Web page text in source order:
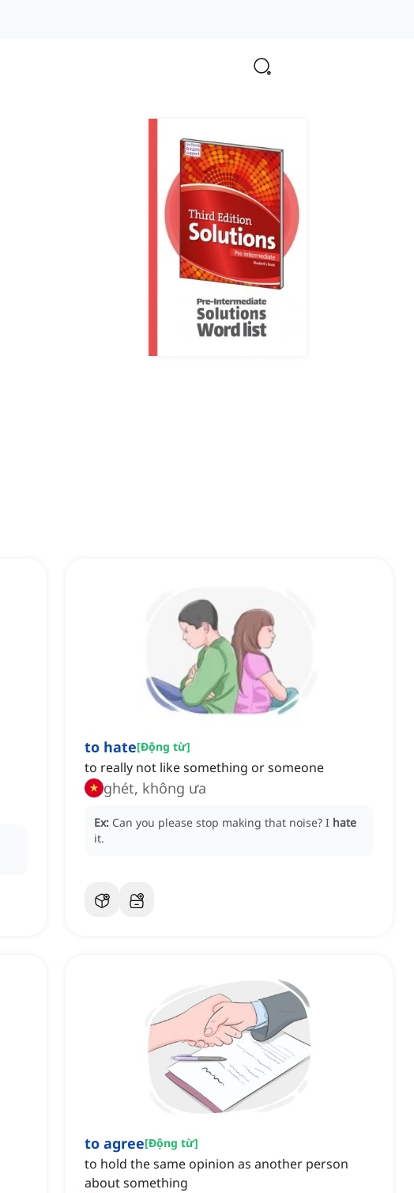
to hate[Động từ]
to really not like something or someone
ghét, không ưa
Ex: Can you please stop making that noise? I hate
it.
to agree[Động từ]
to hold the same opinion as another person
about something